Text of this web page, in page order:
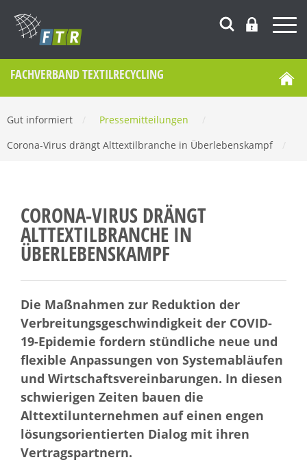
FACHVERBAND TEXTILRECYCLING
Gut informiert Pressemitteilungen
Corona-Virus drängt Alttextilbranche in Überlebenskampf
CORONA-VIRUS DRÄNGT
ALTTEXTILBRANCHE IN
ÜBERLEBENSKAMPF
Die Maßnahmen zur Reduktion der
Verbreitungsgeschwindigkeit der COVID-
19-Epidemie fordern stündliche neue und
flexible Anpassungen von Systemabläufen
und Wirtschaftsvereinbarungen. In diesen
schwierigen Zeiten bauen die
Alttextilunternehmen auf einen engen
lösungsorientierten Dialog mit ihren
Vertragspartnern.